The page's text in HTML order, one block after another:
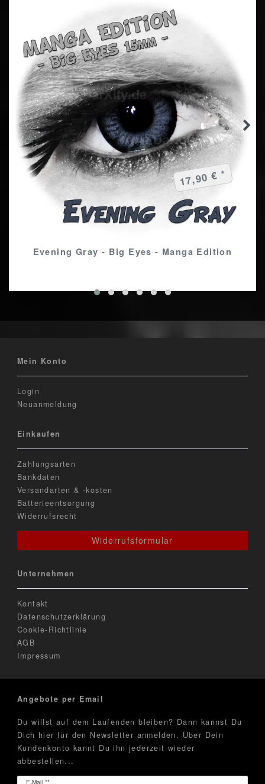
Evening Gray - Big Eyes - Manga Edition
17,90 € *
Mein Konto
Login
Neuanmeldung
Einkaufen
Zahlungsarten
Bankdaten
Versandarten & -kosten
Batterieentsorgung
Widerrufsrecht
Widerrufsformular
Unternehmen
Kontakt
Datenschutzerklärung
Cookie-Richtlinie
AGB
Impressum
Angebote per Email
Du willst auf dem Laufenden bleiben? Dann kannst Du
Dich hier für den Newsletter anmelden. Über Dein
Kundenkonto kannt Du ihn jederzeit wieder
abbestellen...
E-Mail **
Newsletter